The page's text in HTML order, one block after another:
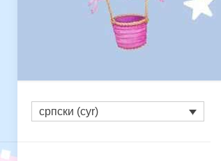
српски (cyr)